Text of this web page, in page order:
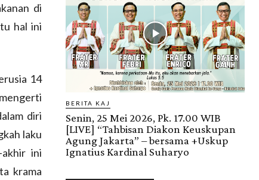
di
hal ini
14
diri
laku
ini
krama
BERITA KAJ
Senin, 25 Mei 2026, Pk. 17.00 WIB
[LIVE] “Tahbisan Diakon Keuskupan
Agung Jakarta” – bersama +Uskup
Ignatius Kardinal Suharyo